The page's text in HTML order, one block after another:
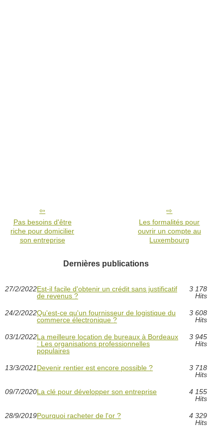
Pas besoins d'être
riche pour domicilier
son entreprise
Les formalités pour
ouvrir un compte au
Luxembourg
Dernières publications
27/2/2022Est-il facile d'obtenir un crédit sans justificatif
de revenus ?
3 178
Hits
24/2/2022Qu'est-ce qu'un fournisseur de logistique du
commerce électronique ?
3 608
Hits
03/1/2022La meilleure location de bureaux à Bordeaux
: Les organisations professionnelles
populaires
3 945
Hits
13/3/2021Devenir rentier est encore possible ?
3 718
Hits
09/7/2020La clé pour développer son entreprise
4 155
Hits
28/9/2019Pourquoi racheter de l'or ?
4 329
Hits